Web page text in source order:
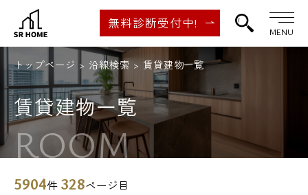
無料診断受付中!
MENU
トップページ 沿線検索 賃貸建物一覧
賃貸建物一覧
ROOM
5904件 328ページ目